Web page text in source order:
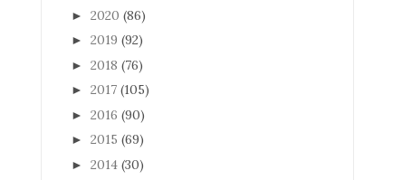
► 2020 (86)
► 2019 (92)
► 2018 (76)
► 2017 (105)
► 2016 (90)
► 2015 (69)
► 2014 (30)